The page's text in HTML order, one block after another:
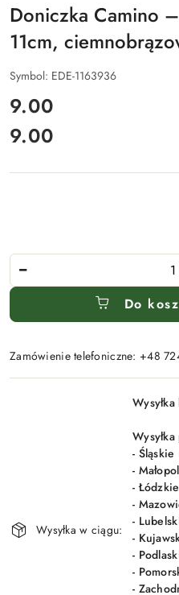
Doniczka Camino
11cm,
Symbol: EDE-1163936
cena:
9.00
Cena:
9.00
Do
Zamówienie telefoniczne: +48
Wysyłka w ciągu:
-
-
-
-
-
-
-
-
-